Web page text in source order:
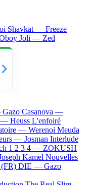
Shavkat — Freeze
Joli — Zed
Gazo Casanova —
— Heuss L'enfoiré
— Werenoi Meuda
— Josman Interlude
1 2 3 4 — ZOKUSH
Kamel Nouvelles
(FR) DIE — Gazo